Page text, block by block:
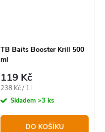
TB Baits Booster Krill 500
ml
119 Kč
Měrná
cena:
238 Kč / 1 l
Skladem >3 ks
DO KOŠÍKU